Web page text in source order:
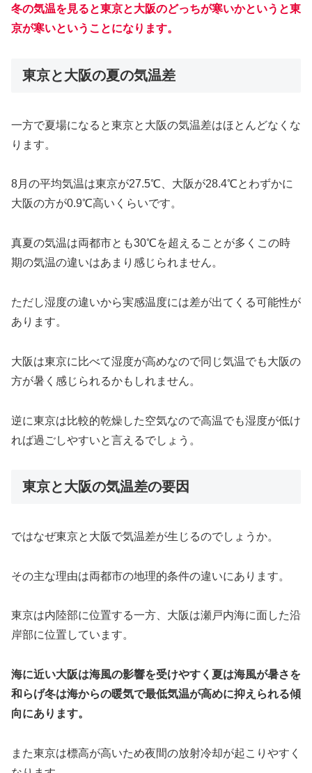
冬の気温を見ると東京と大阪のどっちが寒いかというと東
京が寒いということになります。
東京と大阪の夏の気温差
一方で夏場になると東京と大阪の気温差はほとんどなくな
ります。
8月の平均気温は東京が27.5℃、大阪が28.4℃とわずかに
大阪の方が0.9℃高いくらいです。
真夏の気温は両都市とも30℃を超えることが多くこの時
期の気温の違いはあまり感じられません。
ただし湿度の違いから実感温度には差が出てくる可能性が
あります。
大阪は東京に比べて湿度が高めなので同じ気温でも大阪の
方が暑く感じられるかもしれません。
逆に東京は比較的乾燥した空気なので高温でも湿度が低け
れば過ごしやすいと言えるでしょう。
東京と大阪の気温差の要因
ではなぜ東京と大阪で気温差が生じるのでしょうか。
その主な理由は両都市の地理的条件の違いにあります。
東京は内陸部に位置する一方、大阪は瀬戸内海に面した沿
岸部に位置しています。
海に近い大阪は海風の影響を受けやすく夏は海風が暑さを
和らげ冬は海からの暖気で最低気温が高めに抑えられる傾
向にあります。
また東京は標高が高いため夜間の放射冷却が起こりやすく